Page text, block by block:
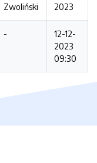
Zwoliński
2023
-
12-12-
2023
09:30